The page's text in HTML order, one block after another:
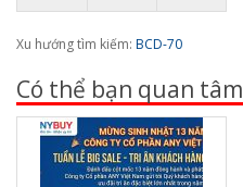
Xu hướng tìm kiếm: BCD-70
Có thể bạn quan tâm